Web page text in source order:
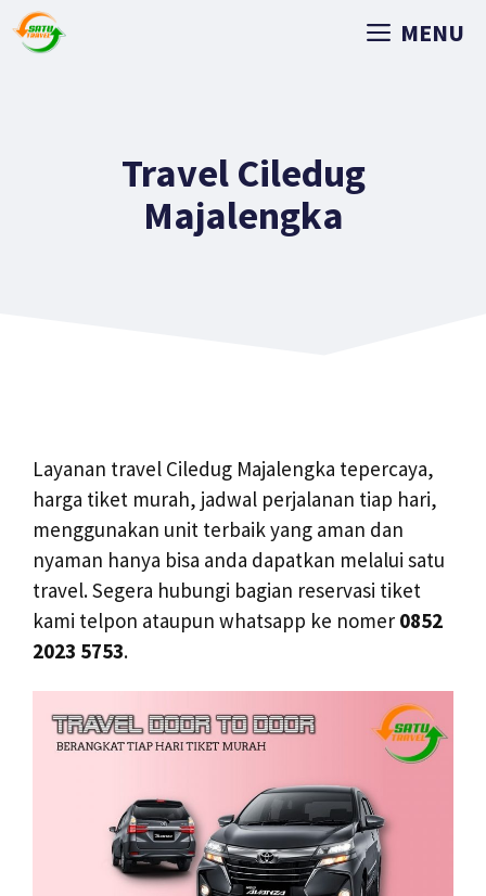
MENU
Travel Ciledug
Majalengka
Layanan travel Ciledug Majalengka tepercaya,
harga tiket murah, jadwal perjalanan tiap hari,
menggunakan unit terbaik yang aman dan
nyaman hanya bisa anda dapatkan melalui satu
travel. Segera hubungi bagian reservasi tiket
kami telpon ataupun whatsapp ke nomer 0852
2023 5753.